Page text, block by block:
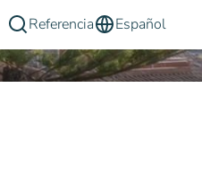
Referencia Español